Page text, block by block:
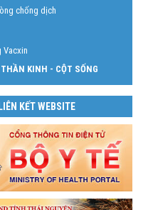
chống dịch
Vacxin
KINH - CỘT SỐNG
LIÊN KẾT WEBSITE